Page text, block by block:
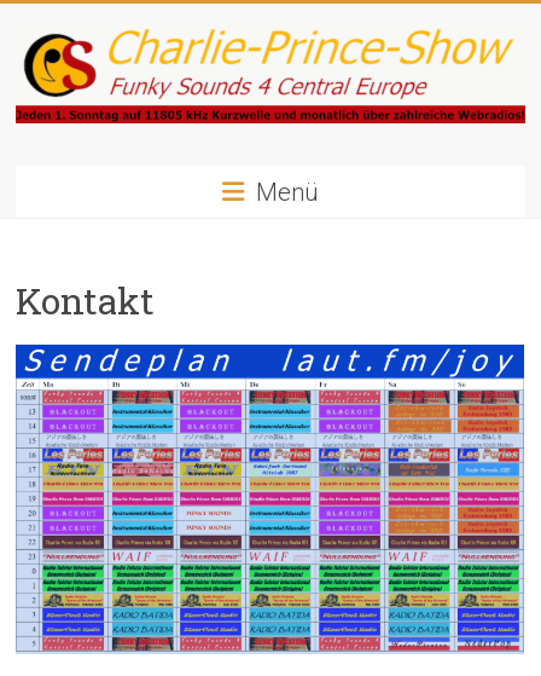
Inhalt
springen
Funky
Central
Europe
Menü
Kontakt